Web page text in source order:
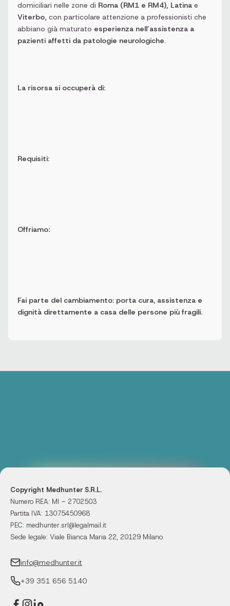
domiciliari nelle zone di Roma (RM1 e RM4), Latina e
Viterbo, con particolare attenzione a professionisti che
abbiano già maturato esperienza nell’assistenza a
pazienti affetti da patologie neurologiche.
La risorsa si occuperà di:
Requisiti:
Offriamo:
Fai parte del cambiamento: porta cura, assistenza e
dignità direttamente a casa delle persone più fragili.
Copyright Medhunter S.R.L.
Numero REA: MI – 2702503
Partita IVA: 13075450968
PEC: medhunter.srl@legalmail.it
Sede legale: Viale Bianca Maria 22, 20129 Milano
info@medhunter.it
+39 351 656 5140